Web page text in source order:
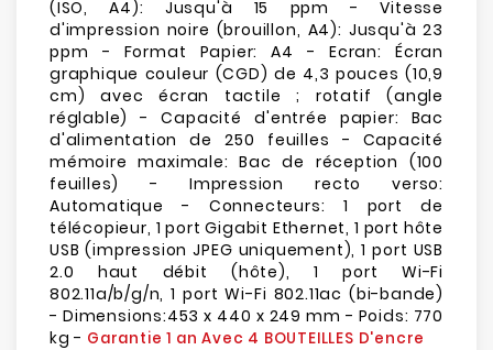
(ISO, A4): Jusqu'à 15 ppm - Vitesse
d'impression noire (brouillon, A4): Jusqu'à 23
ppm - Format Papier: A4 - Ecran: Écran
graphique couleur (CGD) de 4,3 pouces (10,9
cm) avec écran tactile ; rotatif (angle
réglable) - Capacité d'entrée papier: Bac
d'alimentation de 250 feuilles - Capacité
mémoire maximale: Bac de réception (100
feuilles) - Impression recto verso:
Automatique - Connecteurs: 1 port de
télécopieur, 1 port Gigabit Ethernet, 1 port hôte
USB (impression JPEG uniquement), 1 port USB
2.0 haut débit (hôte), 1 port Wi-Fi
802.11a/b/g/n, 1 port Wi-Fi 802.11ac (bi-bande)
- Dimensions:453 x 440 x 249 mm - Poids: 770
kg - Garantie 1 an Avec 4 BOUTEILLES D'encre